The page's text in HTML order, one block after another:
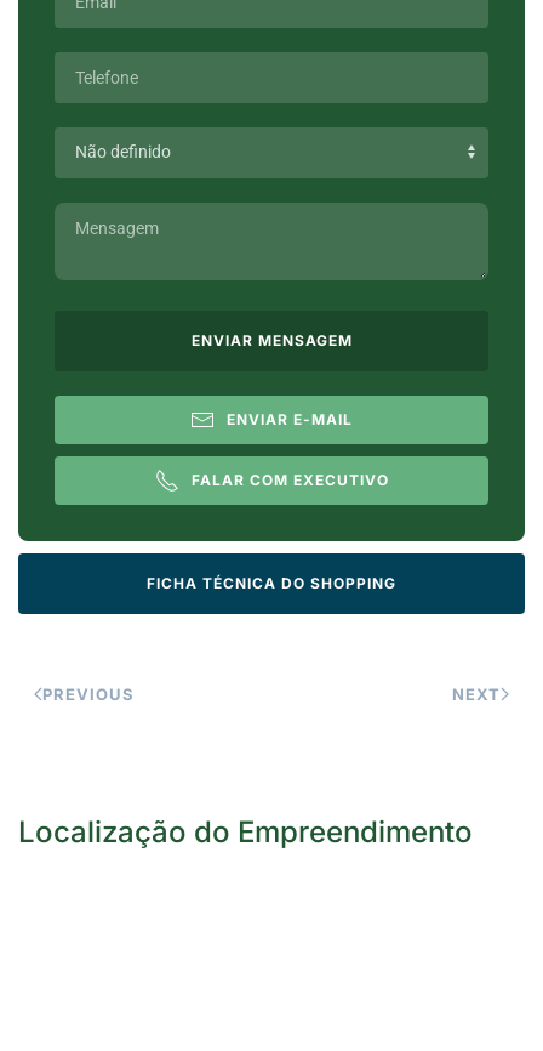
ENVIAR MENSAGEM
ENVIAR E-MAIL
FALAR COM EXECUTIVO
FICHA TÉCNICA DO SHOPPING
PREVIOUS NEXT
Localização do Empreendimento